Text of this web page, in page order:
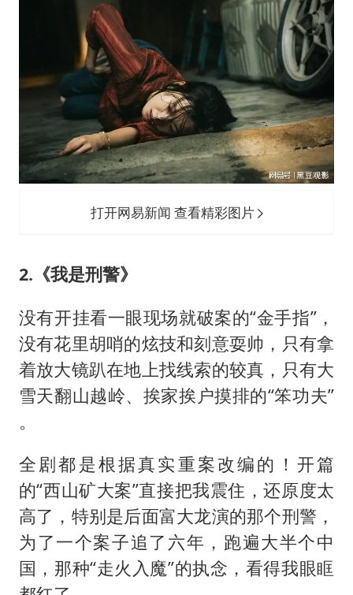
打开网易新闻 查看精彩图片
2.《我是刑警》
没有开挂看一眼现场就破案的“金手指”，
没有花里胡哨的炫技和刻意耍帅，只有拿
着放大镜趴在地上找线索的较真，只有大
雪天翻山越岭、挨家挨户摸排的“笨功夫”
。
全剧都是根据真实重案改编的！开篇
的“西山矿大案”直接把我震住，还原度太
高了，特别是后面富大龙演的那个刑警，
为了一个案子追了六年，跑遍大半个中
国，那种“走火入魔”的执念，看得我眼眶